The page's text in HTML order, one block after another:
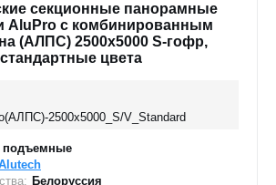
секционные панорамные
AluPro с комбинированным
(АЛПС) 2500х5000 S-гофр,
цвета
2500х5000_S/V_Standard
подъемные
Белоруссия